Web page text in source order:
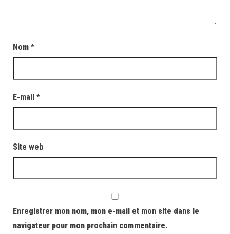
Nom *
E-mail *
Site web
Enregistrer mon nom, mon e-mail et mon site dans le
navigateur pour mon prochain commentaire.